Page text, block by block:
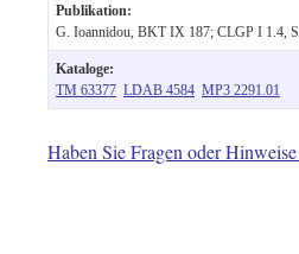
Publikation:
G. Ioannidou, BKT IX 187; CLGP I 1.4,
Kataloge:
TM 63377 LDAB 4584 MP3 2291.01
Haben Sie Fragen oder